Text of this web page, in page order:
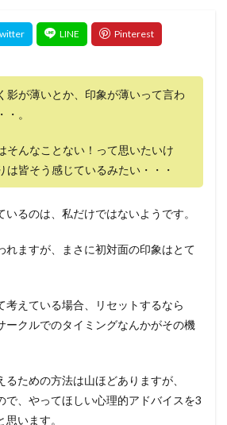
影が薄いとか、印象が薄いって言わ
・。
そんなことない！って思いたいけ
は皆そう感じているみたい・・・
いるのは、私だけではないようです。
れますが、まさに初対面の印象はとて
考えている場合、リセットするなら
ークルでのタイミングなんかがその機
ための方法は山ほどありますが、
で、やってほしい心理的アドバイスを3
います。